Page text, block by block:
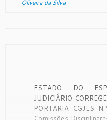
Oliveira da Silva
ESTADO DO
JUDICIÁRIO
PORTARIA CGJES